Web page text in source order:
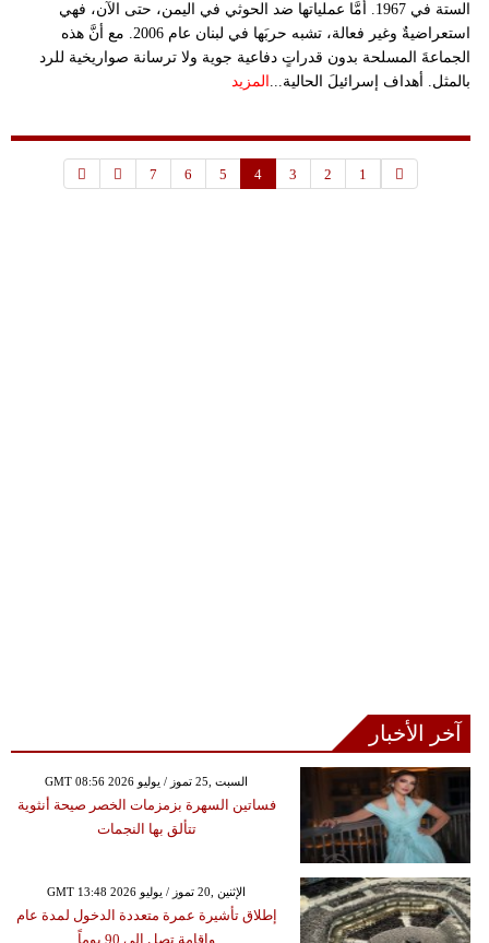
الستة في 1967. أمَّا عملياتها ضد الحوثي في اليمن، حتى الآن، فهي
استعراضيةٌ وغير فعالة، تشبه حربَها في لبنان عام 2006. مع أنَّ هذه
الجماعةَ المسلحة بدون قدراتٍ دفاعية جوية ولا ترسانة صواريخية للرد
بالمثل. أهداف إسرائيلَ الحالية... المزيد
1
2
3
4
5
6
7
آخر الأخبار
GMT 08:56 2026 السبت ,25 تموز / يوليو
فساتين السهرة بزمزمات الخصر صيحة أنثوية
تتألق بها النجمات
GMT 13:48 2026 الإثنين ,20 تموز / يوليو
إطلاق تأشيرة عمرة متعددة الدخول لمدة عام
وإقامة تصل إلى 90 يوماً